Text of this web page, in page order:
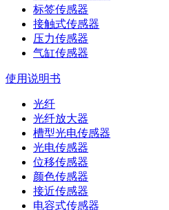
标签传感器
接触式传感器
压力传感器
气缸传感器
使用说明书
光纤
光纤放大器
槽型光电传感器
光电传感器
位移传感器
颜色传感器
接近传感器
电容式传感器